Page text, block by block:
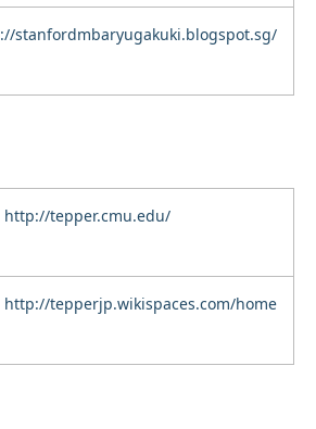
stanfordmbaryugakuki.blogspot.sg/
http://tepper.cmu.edu/
http://tepperjp.wikispaces.com/home